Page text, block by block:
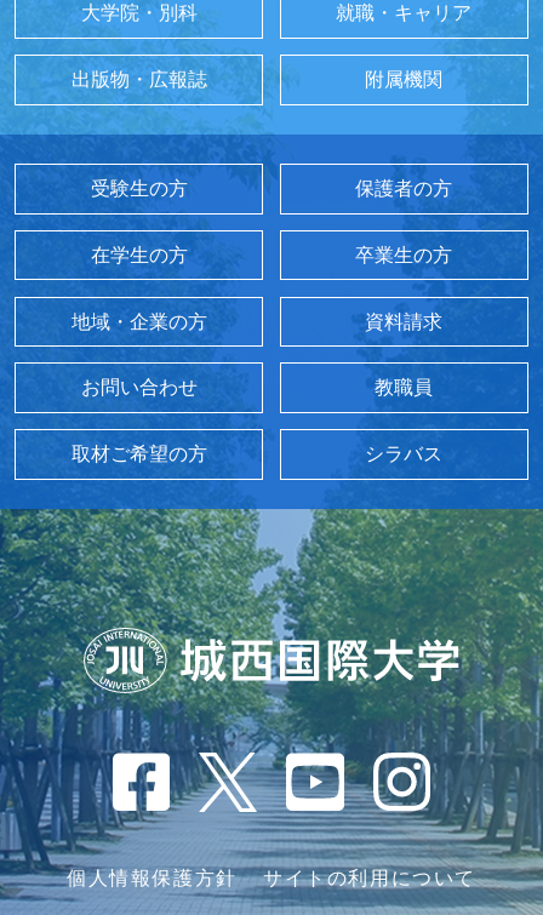
大学院・別科 就職・キャリア
出版物・広報誌 附属機関
受験生の方 保護者の方
在学生の方 卒業生の方
地域・企業の方 資料請求
お問い合わせ 教職員
取材ご希望の方 シラバス
個人情報保護方針 サイトの利用について